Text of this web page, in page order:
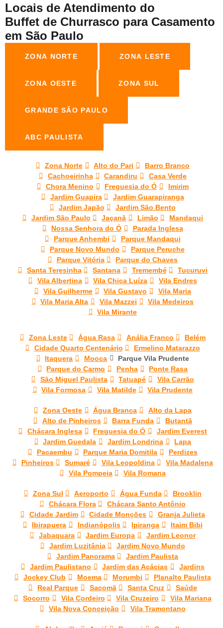
Locais de Atendimento do
Buffet de Churrasco para Casamento
em São Paulo
ZONA NORTE ZONA LESTE
ZONA OESTE ZONA SUL
GRANDE SÃO PAULO
ABC PAULISTA
Zona Norte Alto do Pari
Barro Branco
Cachoeirinha
Carandiru
Casa Verde
Chora Menino
Freguesia do Ó
Imirim
Jardim Guapira
Jardim Guarapiranga
Jardim Japão
Jardim São Bento
Jardim São Paulo
Jaçanã Limão
Mandaqui
Nossa Senhora do Ó
Parada Inglesa
Parque Anhembi
Parque Mandaqui
Parque Novo Mundo
Parque Peruche
Parque Vitória
Parque do Chaves
Santa Teresinha
Santana Tremembé
Tucuruvi
Vila Albertina
Vila Chica Luíza
Vila Endres
Vila Guilherme
Vila Gustavo
Vila Maria
Vila Maria Alta
Vila Mazzei
Vila Medeiros
Vila Mirante
Zona Leste Água Rasa Anália Franco
Belém
Cidade Quarto Centenário
Ermelino Matarazzo
Itaquera
Mooca
Parque Vila Prudente
Parque do Carmo
Penha
Ponte Rasa
São Miguel Paulista
Tatuapé
Vila Carrão
Vila Formosa
Vila Matilde Vila Prudente
Zona Oeste Água Branca
Alto da Lapa
Alto de Pinheiros
Barra Funda
Butantã
Chácara Inglesa
Freguesia do Ó
Jardim Everest
Jardim Guedala
Jardim Londrina
Lapa
Pacaembu
Parque Maria Domitila
Perdizes
Pinheiros
Sumaré Vila Leopoldina
Vila Madalena
Vila Pompeia
Vila Romana
Zona Sul Aeroporto Água Funda
Brooklin
Chácara Flora
Chácara Santo Antônio
Cidade Jardim
Cidade Monções
Granja Julieta
Ibirapuera
Indianópolis Ipiranga
Itaim Bibi
Jabaquara
Jardim Europa
Jardim Leonor
Jardim Luzitânia
Jardim Novo Mundo
Jardim Panorama
Jardim Paulista
Jardim Paulistano
Jardim das Acácias
Jardins
Jockey Club
Moema Morumbi
Planalto Paulista
Real Parque
Sacomã Santa Cruz
Saúde
Socorro
Vila Cordeiro Vila Cruzeiro
Vila Mariana
Vila Nova Conceição
Vila Tramontano